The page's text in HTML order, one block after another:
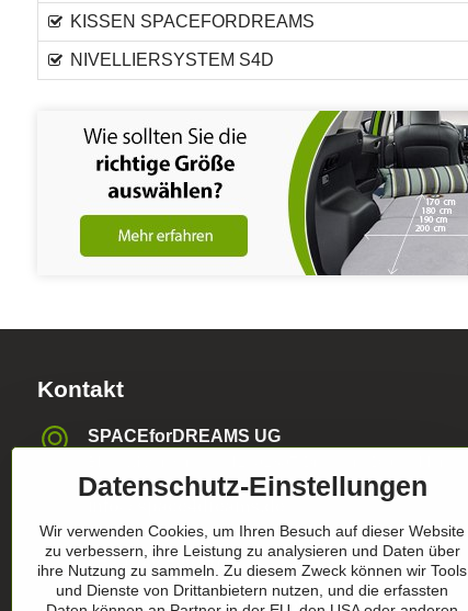
KISSEN SPACEFORDREAMS
NIVELLIERSYSTEM S4D
Kontakt
SPACEforDREAMS UG
+49 1520 4565474
Register-Nummer HRB36986
Datenschutz-Einstellungen
Wir verwenden Cookies, um Ihren Besuch auf dieser Website
zu verbessern, ihre Leistung zu analysieren und Daten über
ihre Nutzung zu sammeln. Zu diesem Zweck können wir Tools
und Dienste von Drittanbietern nutzen, und die erfassten